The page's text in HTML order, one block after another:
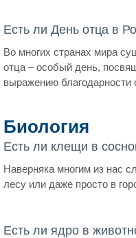
Есть ли День отца в
Во многих странах мира
отца – особый день,
выражению благодарности
Биология
Есть ли клещи в
Наверняка многим из нас
лесу или даже просто в
Есть ли ядро в